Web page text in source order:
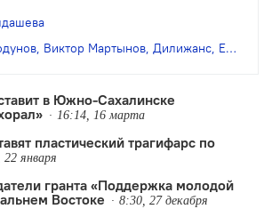
одноимённой пьесе
показом в фойе
и педагогу Зиновию
Виктор Мартынов Дилижанс Евгений Зимин
в Южно-Сахалинске
16:14, 16 марта
пластический трагифарс по
22 января
гранта «Поддержка молодой
Востоке
8:30, 27 декабря